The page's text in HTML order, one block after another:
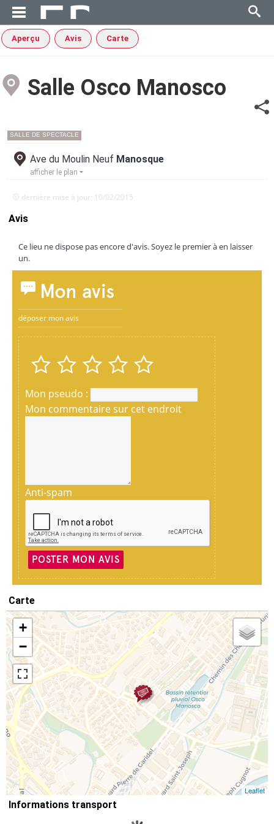
Aperçu Avis Carte
Salle Osco Manosco
SALLE DE SPECTACLE
Ave du Moulin Neuf Manosque
afficher le plan
dernière mise à jour: 10/02/2015
Avis
Ce lieu ne dispose pas encore d'avis. Soyez le premier à en laisser
un.
Mon avis
déposer mon avis
Mon pseudo :
Mon commentaire sur cet endroit
Anti-spam
POSTER MON AVIS
Carte
+
−
Leaflet
Informations transport